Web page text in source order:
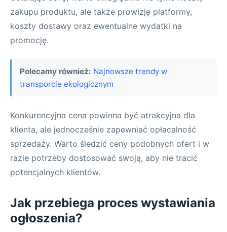
zakupu produktu, ale także prowizję platformy,
koszty dostawy oraz ewentualne wydatki na
promocję.
Polecamy również: Najnowsze trendy w
transporcie ekologicznym
Konkurencyjna cena powinna być atrakcyjna dla
klienta, ale jednocześnie zapewniać opłacalność
sprzedaży. Warto śledzić ceny podobnych ofert i w
razie potrzeby dostosować swoją, aby nie tracić
potencjalnych klientów.
Jak przebiega proces wystawiania
ogłoszenia?